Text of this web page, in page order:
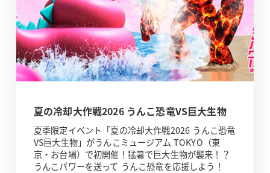
夏の冷却大作戦2026 うんこ恐竜VS巨大生物
夏季限定イベント「夏の冷却大作戦2026 うんこ恐竜
VS巨大生物」がうんこミュージアム TOKYO（東
京・お台場）で初開催！猛暑で巨大生物が襲来！？
うんこパワーを送って うんこ恐竜を応援しよう！